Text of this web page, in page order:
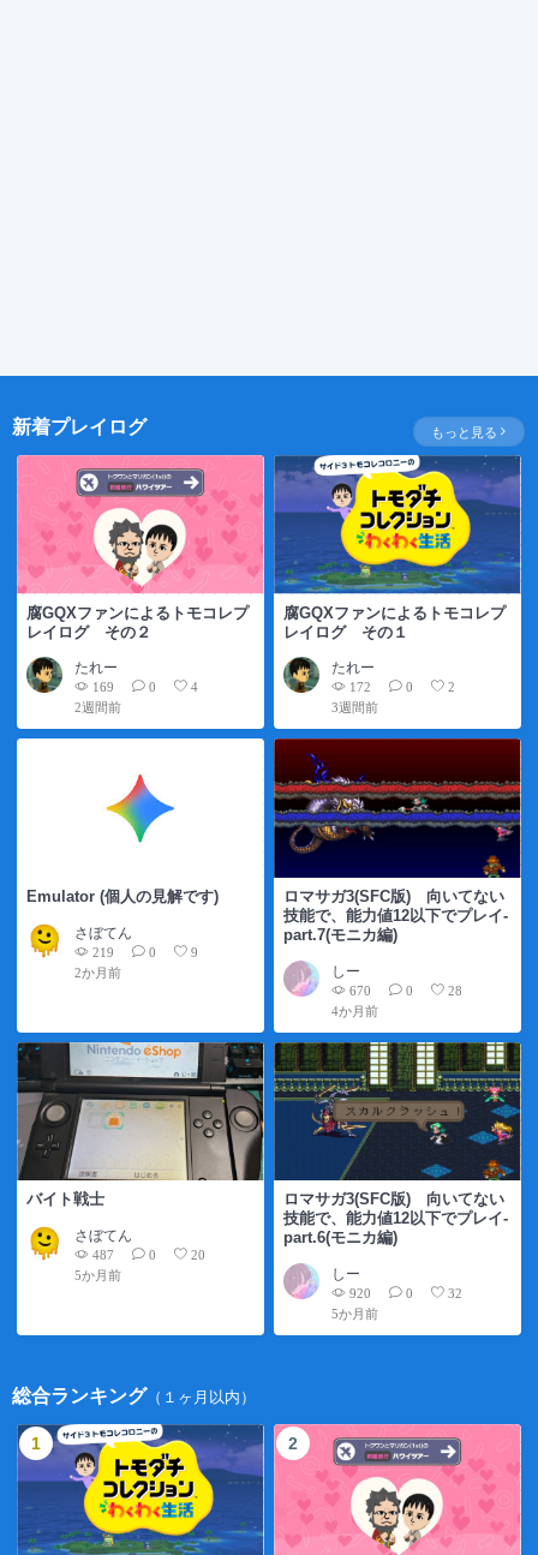
新着プレイログ
腐GQXファンによるトモコレプ
レイログ その２
たれー
169 0
4
2週間前
腐GQXファンによるトモコレプ
レイログ その１
たれー
172 0
2
3週間前
Emulator (個人の見解です)
さぼてん
219 0
9
2か月前
ロマサガ3(SFC版) 向いてない
技能で、能力値12以下でプレイ-
part.7(モニカ編)
しー
670 0
28
4か月前
バイト戦士
さぼてん
487 0
20
5か月前
ロマサガ3(SFC版) 向いてない
技能で、能力値12以下でプレイ-
part.6(モニカ編)
しー
920 0
32
5か月前
もっと見る
総合ランキング （１ヶ月以内）